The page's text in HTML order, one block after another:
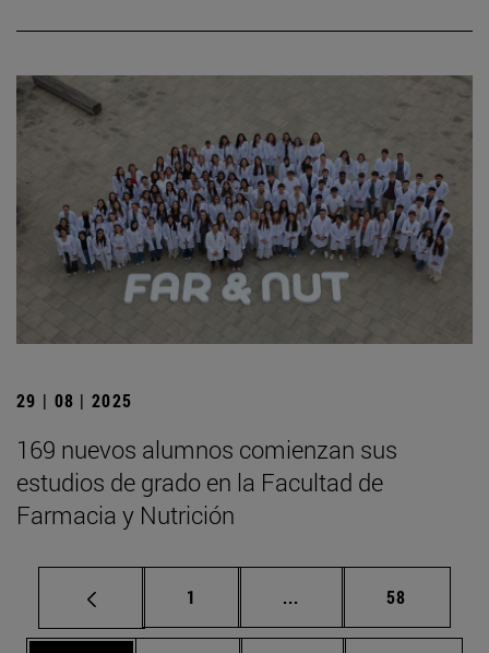
29 | 08 | 2025
169 nuevos alumnos comienzan sus
estudios de grado en la Facultad de
Farmacia y Nutrición
Página
1 ... Páginas intermedias
Página
58